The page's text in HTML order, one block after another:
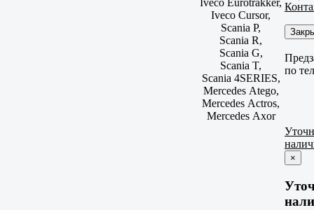
Iveco Eurotrakker,
Iveco Cursor,
Scania P,
Scania R,
Scania G,
Scania T,
Scania 4SERIES,
Mercedes Atego,
Mercedes Actros,
Mercedes Axor
по
×